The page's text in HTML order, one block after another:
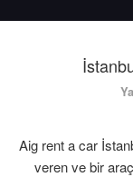
Aig rent a car
veren ve bir